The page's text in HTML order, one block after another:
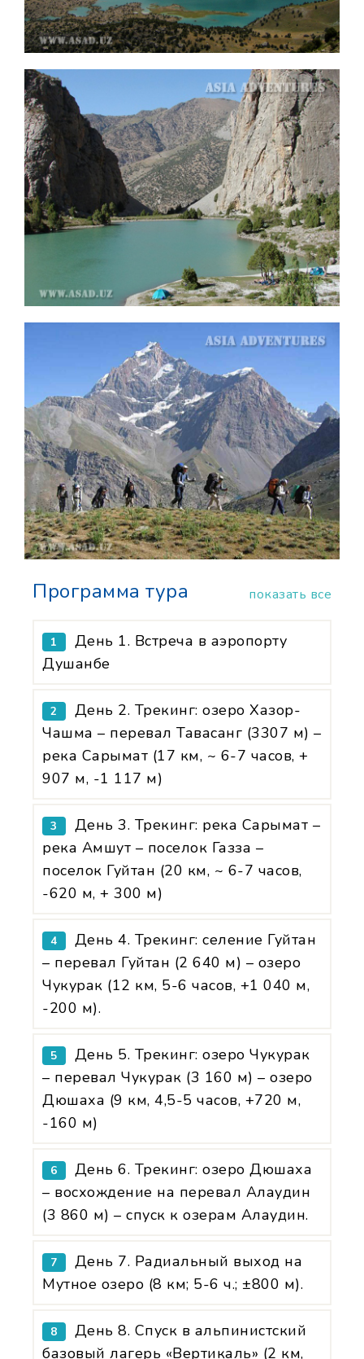
Программа тура показать все
1
День 1. Встреча в аэропорту
Душанбе
2
День 2. Трекинг: озеро Хазор-
Чашма – перевал Тавасанг (3307 м) –
река Сарымат (17 км, ~ 6-7 часов, +
907 м, -1 117 м)
3
День 3. Трекинг: река Сарымат –
река Амшут – поселок Газза –
поселок Гуйтан (20 км, ~ 6-7 часов,
-620 м, + 300 м)
4
День 4. Трекинг: селение Гуйтан
– перевал Гуйтан (2 640 м) – озеро
Чукурак (12 км, 5-6 часов, +1 040 м,
-200 м).
5
День 5. Трекинг: озеро Чукурак
– перевал Чукурак (3 160 м) – озеро
Дюшаха (9 км, 4,5-5 часов, +720 м,
-160 м)
6
День 6. Трекинг: озеро Дюшаха
– восхождение на перевал Алаудин
(3 860 м) – спуск к озерам Алаудин.
7
День 7. Радиальный выход на
Мутное озеро (8 км; 5-6 ч.; ±800 м).
8
День 8. Спуск в альпинистский
базовый лагерь «Вертикаль» (2 км,